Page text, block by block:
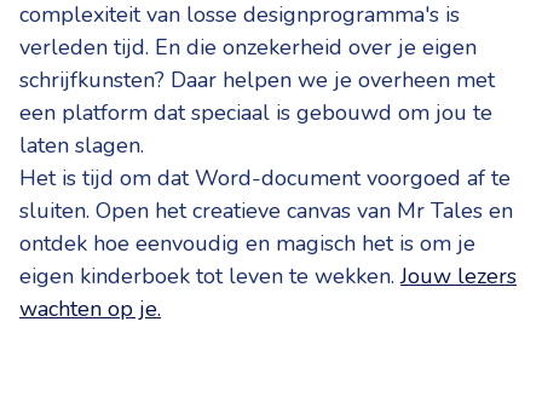
complexiteit van losse designprogramma's is
verleden tijd. En die onzekerheid over je eigen
schrijfkunsten? Daar helpen we je overheen met
een platform dat speciaal is gebouwd om jou te
laten slagen.
Het is tijd om dat Word-document voorgoed af te
sluiten. Open het creatieve canvas van Mr Tales en
ontdek hoe eenvoudig en magisch het is om je
eigen kinderboek tot leven te wekken.Jouw lezers
wachten op je.